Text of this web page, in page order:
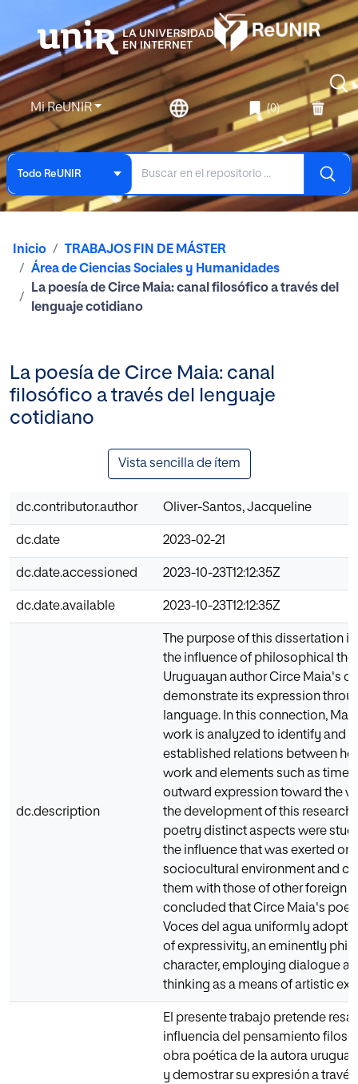
Mi ReUNIR (0)
Todo ReUNIR
Inicio
TRABAJOS FIN DE MÁSTER
Área de Ciencias Sociales y Humanidades
La poesía de Circe Maia: canal filosófico a través del
lenguaje cotidiano
La poesía de Circe Maia: canal
filosófico a través del lenguaje
cotidiano
Vista sencilla de ítem
dc.contributor.author Oliver-Santos, Jacqueline
dc.date 2023-02-21
dc.date.accessioned 2023-10-23T12:12:35Z
dc.date.available 2023-10-23T12:12:35Z
dc.description
The purpose of this dissertation
the influence of philosophical
Uruguayan author Circe Maia's
demonstrate its expression
language. In this connection,
work is analyzed to identify and
established relations between
work and elements such as time,
outward expression toward the
the development of this research,
poetry distinct aspects were
the influence that was exerted on
sociocultural environment and
them with those of other foreign
concluded that Circe Maia's
Voces del agua uniformly
of expressivity, an eminently
character, employing dialogue
thinking as a means of artistic
El presente trabajo pretende
influencia del pensamiento
obra poética de la autora
y demostrar su expresión a